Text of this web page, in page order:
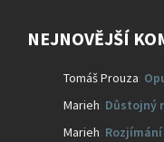
NEJNOVĚJŠÍ
Tomáš Prouza
Marieh Důstojný
Marieh